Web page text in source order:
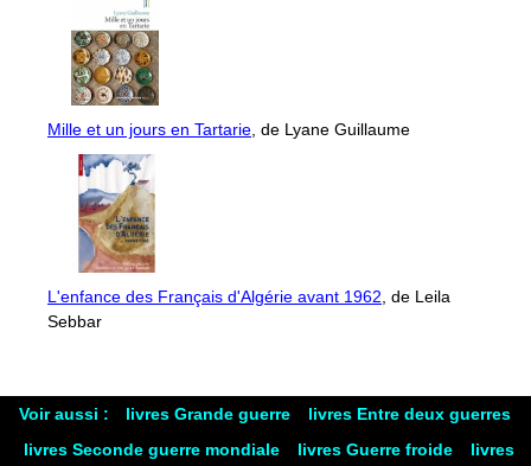
Mille et un jours en Tartarie , de Lyane Guillaume
L'enfance des Français d'Algérie avant 1962 , de Leila
Sebbar
Voir aussi : livres Grande guerre
livres Entre deux guerres
livres Seconde guerre mondiale
livres Guerre froide
livres